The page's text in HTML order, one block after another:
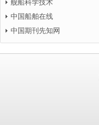
舰船科学技术
中国船舶在线
中国期刊先知网